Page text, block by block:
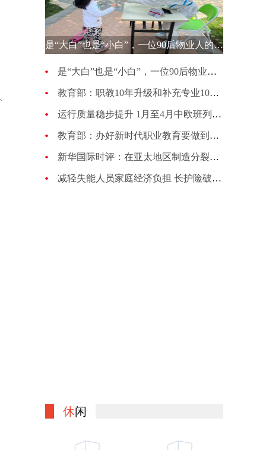
是“大白”也是“小白”，一位90后物业人的选择
是“大白”也是“小白”，一位90后物业人的选择
教育部：职教10年升级和补充专业1007种 更新幅度超70%
运行质量稳步提升 1月至4月中欧班列累计开行4813列
教育部：办好新时代职业教育要做到五个“必须坚持”
新华国际时评：在亚太地区制造分裂对抗的图谋注定失败
减轻失能人员家庭经济负担 长护险破局养老困境
休闲